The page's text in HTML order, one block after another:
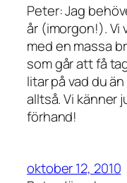
Peter: Jag
år (imorgon!). Vi
med en massa
som går att få
litar på vad du
alltså. Vi känner
förhand!
oktober 12, 2010